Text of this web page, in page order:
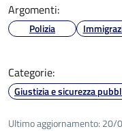
Argomenti:
Polizia
Categorie:
Giustizia e sicurezza
Ultimo aggiornamento: 20/